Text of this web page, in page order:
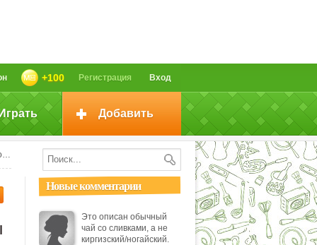
Вход
Регистрация
+100
Добавить
Новые комментарии
Это описан обычный
чай со сливками, а не
киргизский/ногайский.